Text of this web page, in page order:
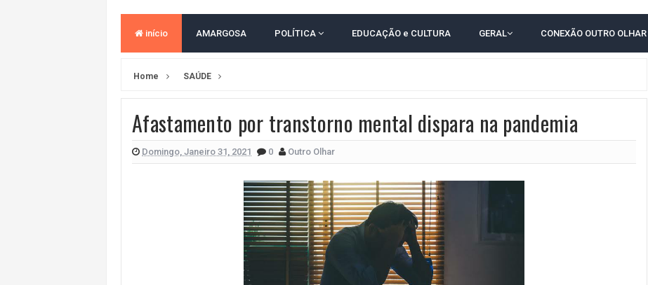
DEFENSORIA PÚBLICA REALIZA MUTIRÃO GRATUITO DE DNA EM AMARGOSA PARA RECONHECIMENTO DE PATERNIDADE
MILEI CHAMA LULA DE "LADRÃO E CORRUPTO" E ELEVA TENSÃO DIPLOMÁTICA ENTRE BRASIL E ARGENTINA
ACM NETO LIDERA EM TODOS OS CENÁRIOS DA NOVA PESQUISA PARANÁ PARA O GOVERNO DA BAHIA
início AMARGOSA POLÍTICA EDUCAÇÃO e CULTURA GERAL CONEXÃO OUTRO OLHAR
Home SAÚDE
Afastamento por transtorno mental dispara na pandemia
Domingo, Janeiro 31, 2021 0 Outro Olhar